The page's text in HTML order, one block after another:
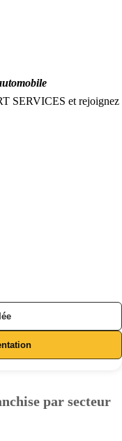
SERVICES et rejoignez
par secteur